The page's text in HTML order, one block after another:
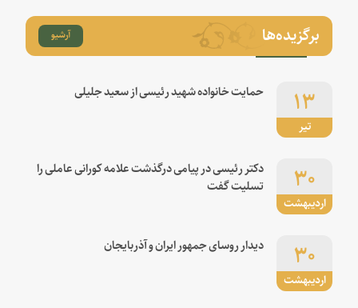
برگزیده‌ها آرشیو
تیر
۱۳ حمایت خانواده شهید رئیسی از سعید جلیلی
اردیبهشت
۳۰
دکتر رئیسی در پیامی درگذشت علامه کورانی عاملی را
تسلیت گفت
اردیبهشت
۳۰ دیدار روسای جمهور ایران و آذربایجان